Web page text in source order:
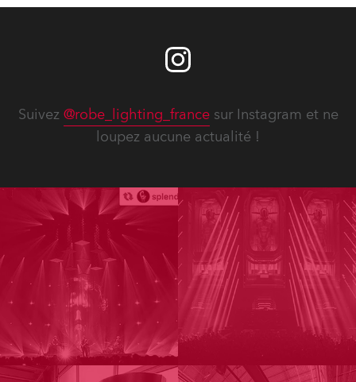
Suivez @robe_lighting_francesur Instagram et ne
loupez aucune actualité !